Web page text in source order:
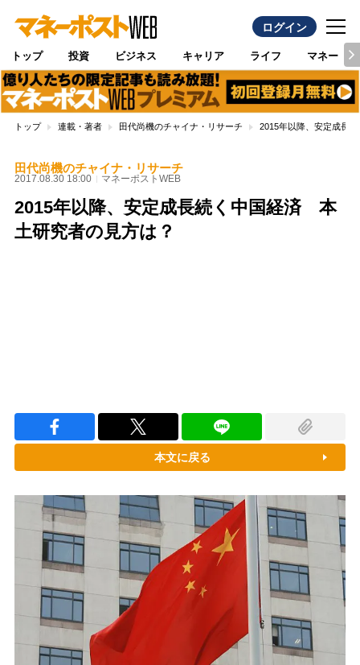
ログイン
トップ 投資 ビジネス キャリア ライフ マネー
トップ 連載・著者 田代尚機のチャイナ・リサーチ 2015年以降、安定成長
田代尚機のチャイナ・リサーチ
2017.08.30 18:00 マネーポストWEB
2015年以降、安定成長続く中国経済 本
土研究者の見方は？
本文に戻る